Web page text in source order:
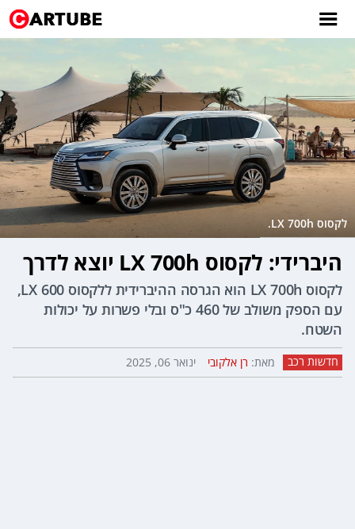
לקסוס LX 700h.
היברידי: לקסוס LX 700h יוצא לדרך
לקסוס LX 700h הוא הגרסה ההיברידית ללקסוס LX 600,
עם הספק משולב של 460 כ"ס ובלי פשרות על יכולות
השטח.
חדשות רכב מאת: רן אלקובי ינואר 06, 2025